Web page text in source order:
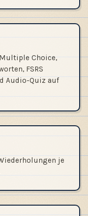
Choice,
FSRS
Audio-Quiz auf
je